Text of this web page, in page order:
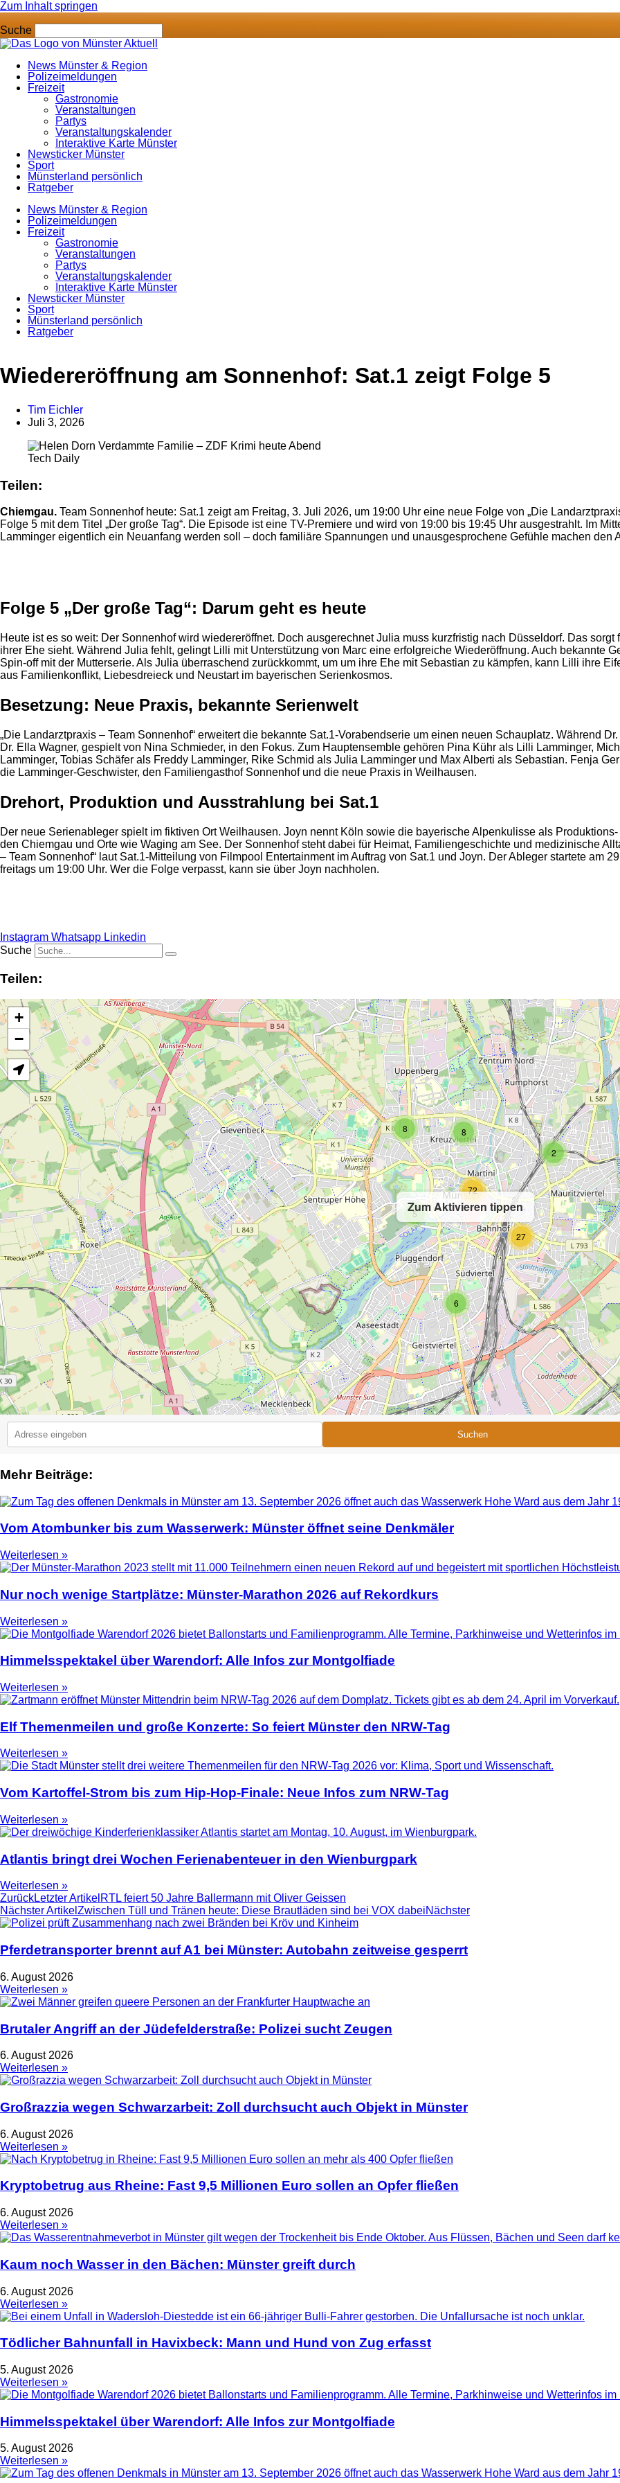
Zum Inhalt springen
Suche
News Münster & Region
Polizeimeldungen
Freizeit
Gastronomie
Veranstaltungen
Partys
Veranstaltungskalender
Interaktive Karte Münster
Newsticker Münster
Sport
Münsterland persönlich
Ratgeber
News Münster & Region
Polizeimeldungen
Freizeit
Gastronomie
Veranstaltungen
Partys
Veranstaltungskalender
Interaktive Karte Münster
Newsticker Münster
Sport
Münsterland persönlich
Ratgeber
Anzeige
Wiedereröffnung am Sonnenhof: Sat.1 zeigt Folge 5
Tim Eichler
Juli 3, 2026
Tech Daily
Teilen:
Chiemgau. Team Sonnenhof heute: Sat.1 zeigt am Freitag, 3. Juli 2026, um 19:00 Uhr eine neue Folge von „Die
Folge 5 mit dem Titel „Der große Tag“. Die Episode ist eine TV-Premiere und wird von 19:00 bis 19:45 Uhr ausgestrahlt. Im
Lamminger eigentlich ein Neuanfang werden soll – doch familiäre Spannungen und unausgesprochene Gefühle machen den
Folge 5 „Der große Tag“: Darum geht es heute
Heute ist es so weit: Der Sonnenhof wird wiedereröffnet. Doch ausgerechnet Julia muss kurzfristig nach Düsseldorf. Das
ihrer Ehe sieht. Während Julia fehlt, gelingt Lilli mit Unterstützung von Marc eine erfolgreiche Wiederöffnung. Auch bekannte
Spin-off mit der Mutterserie. Als Julia überraschend zurückkommt, um um ihre Ehe mit Sebastian zu kämpfen, kann Lilli ihre
aus Familienkonflikt, Liebesdreieck und Neustart im bayerischen Serienkosmos.
Besetzung: Neue Praxis, bekannte Serienwelt
„Die Landarztpraxis – Team Sonnenhof“ erweitert die bekannte Sat.1-Vorabendserie um einen neuen Schauplatz. Während
Dr. Ella Wagner, gespielt von Nina Schmieder, in den Fokus. Zum Hauptensemble gehören Pina Kühr als Lilli Lamminger,
Lamminger, Tobias Schäfer als Freddy Lamminger, Rike Schmid als Julia Lamminger und Max Alberti als Sebastian. Fenja
die Lamminger-Geschwister, den Familiengasthof Sonnenhof und die neue Praxis in Weilhausen.
Drehort, Produktion und Ausstrahlung bei Sat.1
Der neue Serienableger spielt im fiktiven Ort Weilhausen. Joyn nennt Köln sowie die bayerische Alpenkulisse als
den Chiemgau und Orte wie Waging am See. Der Sonnenhof steht dabei für Heimat, Familiengeschichte und medizinische
– Team Sonnenhof“ laut Sat.1-Mitteilung von Filmpool Entertainment im Auftrag von Sat.1 und Joyn. Der Ableger startete am
freitags um 19:00 Uhr. Wer die Folge verpasst, kann sie über Joyn nachholen.
Instagram Whatsapp Linkedin
Suche
Teilen:
Zum Aktivieren tippen
2
8
6
8
27
5
72
+
−
Suchen
Mehr Beiträge:
Vom Atombunker bis zum Wasserwerk: Münster öffnet seine Denkmäler
Weiterlesen »
Nur noch wenige Startplätze: Münster-Marathon 2026 auf Rekordkurs
Weiterlesen »
Himmelsspektakel über Warendorf: Alle Infos zur Montgolfiade
Weiterlesen »
Elf Themenmeilen und große Konzerte: So feiert Münster den NRW-Tag
Weiterlesen »
Vom Kartoffel-Strom bis zum Hip-Hop-Finale: Neue Infos zum NRW-Tag
Weiterlesen »
Atlantis bringt drei Wochen Ferienabenteuer in den Wienburgpark
Weiterlesen »
ZurückLetzter Artikel RTL feiert 50 Jahre Ballermann mit Oliver Geissen
Nächster Artikel Zwischen Tüll und Tränen heute: Diese Brautläden sind bei VOX dabeiNächster
Pferdetransporter brennt auf A1 bei Münster: Autobahn zeitweise gesperrt
6. August 2026
Weiterlesen »
Brutaler Angriff an der Jüdefelderstraße: Polizei sucht Zeugen
6. August 2026
Weiterlesen »
Großrazzia wegen Schwarzarbeit: Zoll durchsucht auch Objekt in Münster
6. August 2026
Weiterlesen »
Kryptobetrug aus Rheine: Fast 9,5 Millionen Euro sollen an Opfer fließen
6. August 2026
Weiterlesen »
Kaum noch Wasser in den Bächen: Münster greift durch
6. August 2026
Weiterlesen »
Tödlicher Bahnunfall in Havixbeck: Mann und Hund von Zug erfasst
5. August 2026
Weiterlesen »
Himmelsspektakel über Warendorf: Alle Infos zur Montgolfiade
5. August 2026
Weiterlesen »